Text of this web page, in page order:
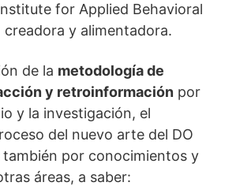
for Applied Behavioral
creadora y alimentadora.
de la metodología de
y retroinformación por
y la investigación, el
del nuevo arte del DO
por conocimientos y
áreas, a saber: